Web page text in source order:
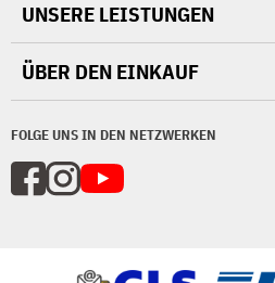
FOLGE UNS IN DEN NETZWERKEN
UNSERE LEISTUNGEN
ÜBER DEN EINKAUF